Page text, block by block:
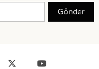
Gönder